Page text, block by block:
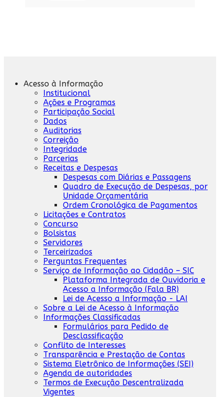
Acesso à Informação
Institucional
Ações e Programas
Participação Social
Dados
Auditorias
Correição
Integridade
Parcerias
Receitas e Despesas
Despesas com Diárias e Passagens
Quadro de Execução de Despesas, por
Unidade Orçamentária
Ordem Cronológica de Pagamentos
Licitações e Contratos
Concurso
Bolsistas
Servidores
Terceirizados
Perguntas Frequentes
Serviço de Informação ao Cidadão – SIC
Plataforma Integrada de Ouvidoria e
Acesso a Informação (Fala BR)
Lei de Acesso a Informação - LAI
Sobre a Lei de Acesso à Informação
Informações Classificadas
Formulários para Pedido de
Desclassificação
Conflito de Interesses
Transparência e Prestação de Contas
Sistema Eletrônico de Informações (SEI)
Agenda de autoridades
Termos de Execução Descentralizada
Vigentes